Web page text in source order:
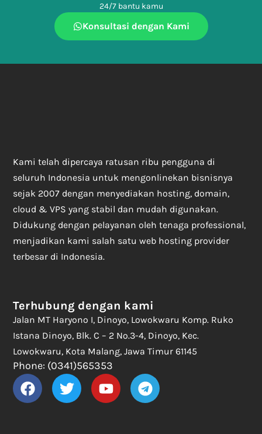
24/7 bantu kamu
Konsultasi dengan Kami
Kami telah dipercaya ratusan ribu pengguna di
seluruh Indonesia untuk mengonlinekan bisnisnya
sejak 2007 dengan menyediakan hosting, domain,
cloud & VPS yang stabil dan mudah digunakan.
Didukung dengan pelayanan oleh tenaga professional,
menjadikan kami salah satu web hosting provider
terbesar di Indonesia.
Terhubung dengan kami
Jalan MT Haryono I, Dinoyo, Lowokwaru Komp. Ruko
Istana Dinoyo, Blk. C – 2 No.3-4, Dinoyo, Kec.
Lowokwaru, Kota Malang, Jawa Timur 61145
Phone: (0341)565353